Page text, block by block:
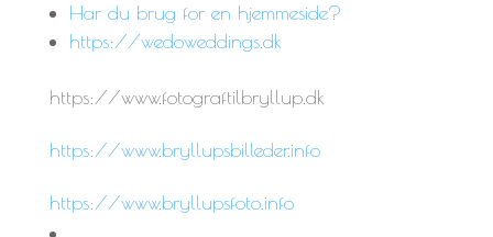
Har du brug for en hjemmeside?
https://wedoweddings.dk
https://www.fotograftilbryllup.dk
https://www.bryllupsbilleder.info
https://www.bryllupsfoto.info